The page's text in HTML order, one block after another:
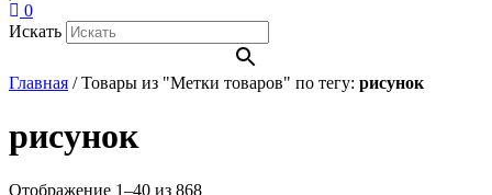
0
Искать
Главная /Товары из "Метки товаров" по тегу: рисунок
рисунок
Отображение 1–40 из 868